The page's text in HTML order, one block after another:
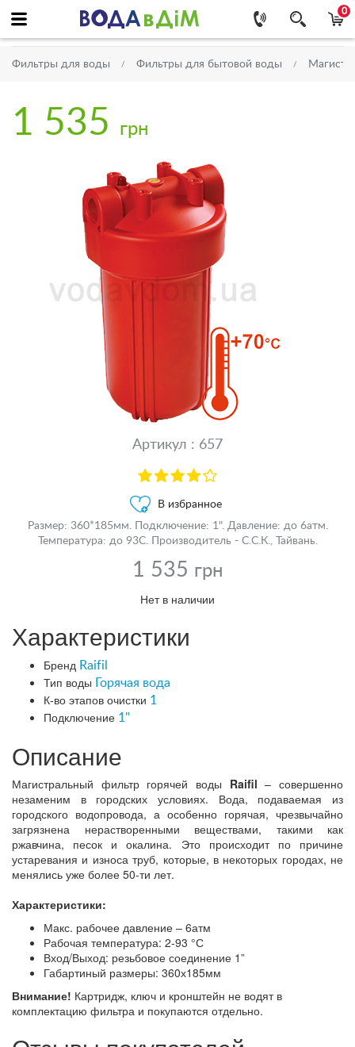
0
Фильтры для воды Фильтры для бытовой воды
1 535 грн
Артикул : 657
В избранное
Размер: 360*185мм. Подключение: 1". Давление: до 6атм.
Температура: до 93С. Производитель - С.С.К., Тайвань.
1 535 грн
Нет в наличии
Характеристики
Бренд Raifil
Тип воды Горячая вода
К-во этапов очистки 1
Подключение 1"
Описание
Магистральный фильтр горячей воды Raifil– совершенно
незаменим в городских условиях. Вода, подаваемая из
городского водопровода, а особенно горячая, чрезвычайно
загрязнена нерастворенными веществами, такими как
ржавчина, песок и окалина. Это происходит по причине
устаревания и износа труб, которые, в некоторых городах, не
менялись уже более 50-ти лет.
Характеристики:
Макс. рабочее давление – 6атм
Рабочая температура: 2-93 °С
Вход/Выход: резьбовое соединение 1”
Габартиный размеры: 360х185мм
Внимание! Картридж, ключ и кронштейн не водят в
комплектацию фильтра и покупаются отдельно.